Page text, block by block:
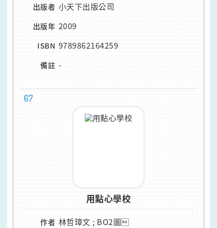
出版者 小天下出版公司
出版年 2009
ISBN 9789862164259
備註 -
67
用點心學校
作者 林哲璋文 ; BO2圖